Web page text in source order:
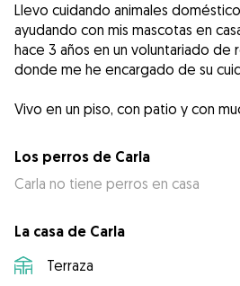
Llevo cuidando animales
ayudando con mis mascotas en
hace 3 años en un voluntariado de
donde me he encargado de su
Vivo en un piso, con patio y con
Los perros de Carla
Carla no tiene perros en casa
La casa de Carla
Terraza